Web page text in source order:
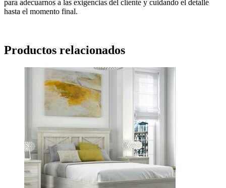
para adecuarnos a las exigencias del cliente y cuidando el detalle
hasta el momento final.
Productos relacionados